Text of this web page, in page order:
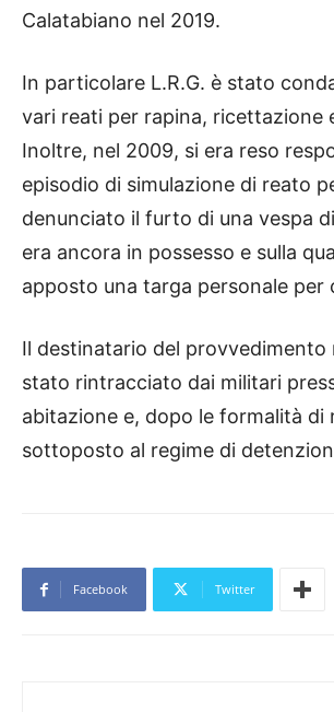
Calatabiano nel 2019.
In particolare L.R.G. è stato
vari reati per rapina, ricettazione
Inoltre, nel 2009, si era reso
episodio di simulazione di reato
denunciato il furto di una vespa
era ancora in possesso e sulla
apposto una targa personale per
Il destinatario del
stato rintracciato dai militari
abitazione e, dopo le formalità di
sottoposto al regime di
Facebook Twitter